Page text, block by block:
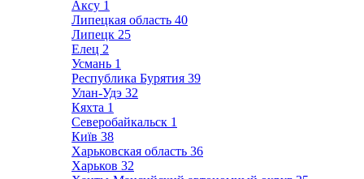
Аксу 1
Липецкая область 40
Липецк 25
Елец 2
Усмань 1
Республика Бурятия 39
Улан-Удэ 32
Кяхта 1
Северобайкальск 1
Київ 38
Харьковская область 36
Харьков 32